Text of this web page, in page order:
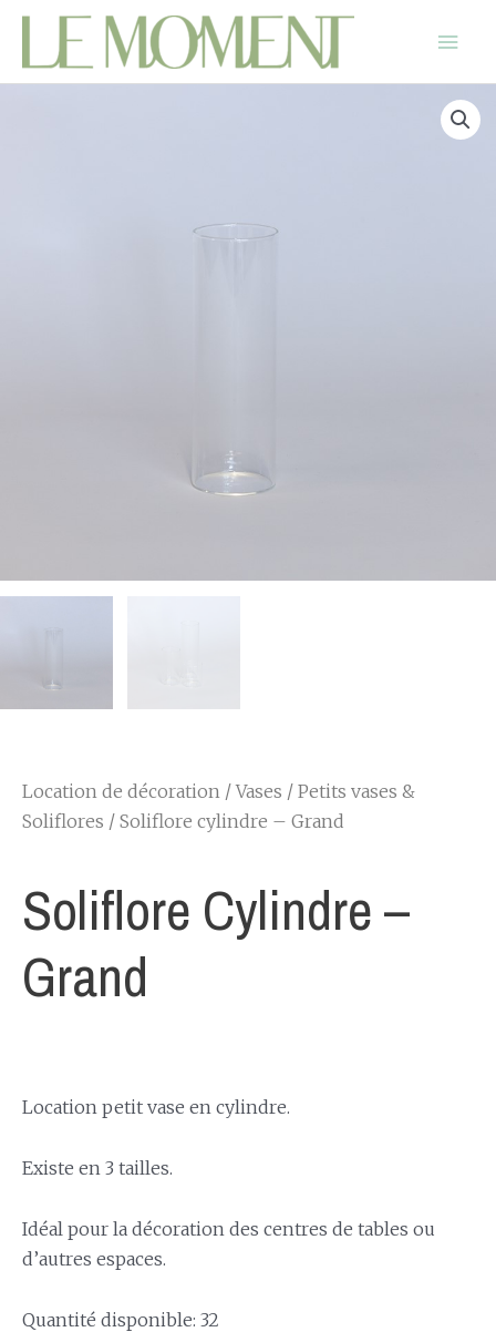
Location de décoration /Vases / Petits vases &
Soliflores / Soliflore cylindre – Grand
Soliflore Cylindre –
Grand
Location petit vase en cylindre.
Existe en 3 tailles.
Idéal pour la décoration des centres de tables ou
d’autres espaces.
Quantité disponible: 32